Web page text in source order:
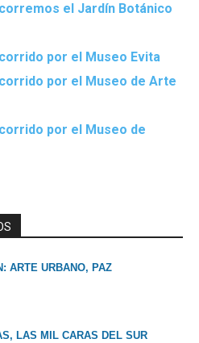
el Jardín Botánico
por el Museo Evita
por el Museo de Arte
por el Museo de
ARTE URBANO, PAZ
LAS MIL CARAS DEL SUR